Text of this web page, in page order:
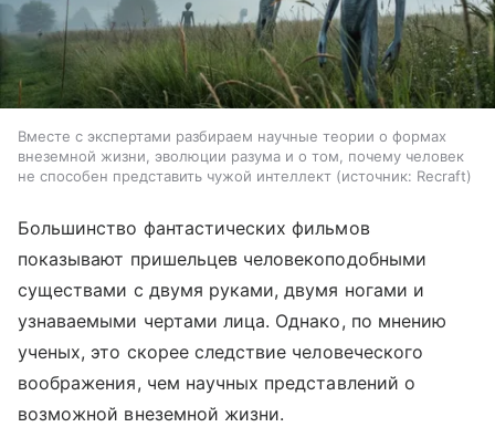
Вместе с экспертами разбираем научные теории о формах
внеземной жизни, эволюции разума и о том, почему человек
не способен представить чужой интеллект
источник: Recraft
Большинство фантастических фильмов
показывают пришельцев человекоподобными
существами с двумя руками, двумя ногами и
узнаваемыми чертами лица. Однако, по мнению
ученых, это скорее следствие человеческого
воображения, чем научных представлений о
возможной внеземной жизни.